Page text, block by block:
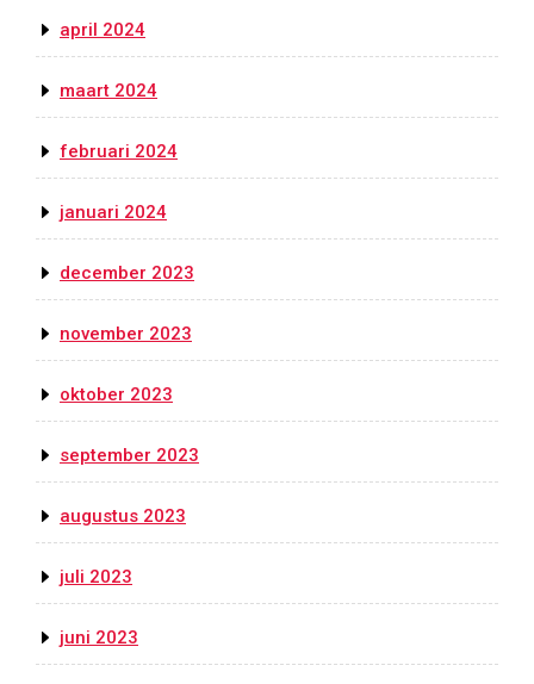
april 2024
maart 2024
februari 2024
januari 2024
december 2023
november 2023
oktober 2023
september 2023
augustus 2023
juli 2023
juni 2023